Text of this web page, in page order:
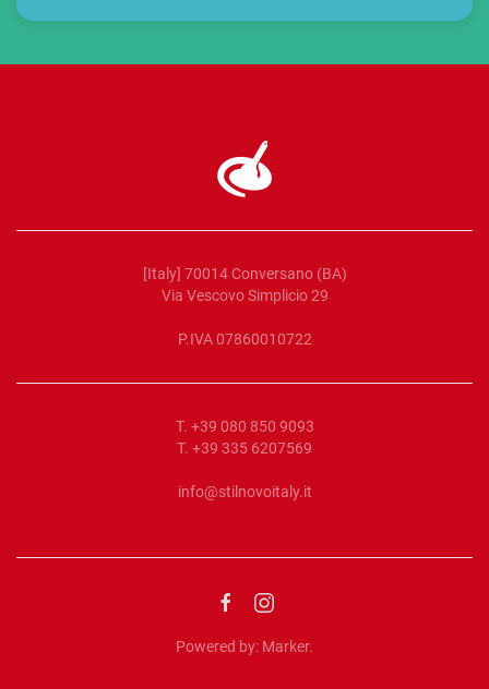
[Italy] 70014 Conversano (BA)
Via Vescovo Simplicio 29
P.IVA 07860010722
T. +39 080 850 9093
T. +39 335 6207569
info@stilnovoitaly.it
Powered by: Marker.